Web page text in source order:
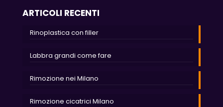
ARTICOLI RECENTI
Rinoplastica con filler
Labbra grandi come fare
Rimozione nei Milano
Rimozione cicatrici Milano